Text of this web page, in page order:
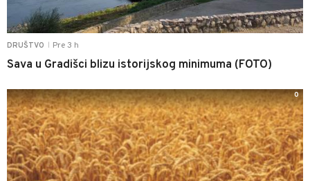
DRUŠTVO Pre 3 h
Sava u Gradišci blizu istorijskog minimuma (FOTO)
0